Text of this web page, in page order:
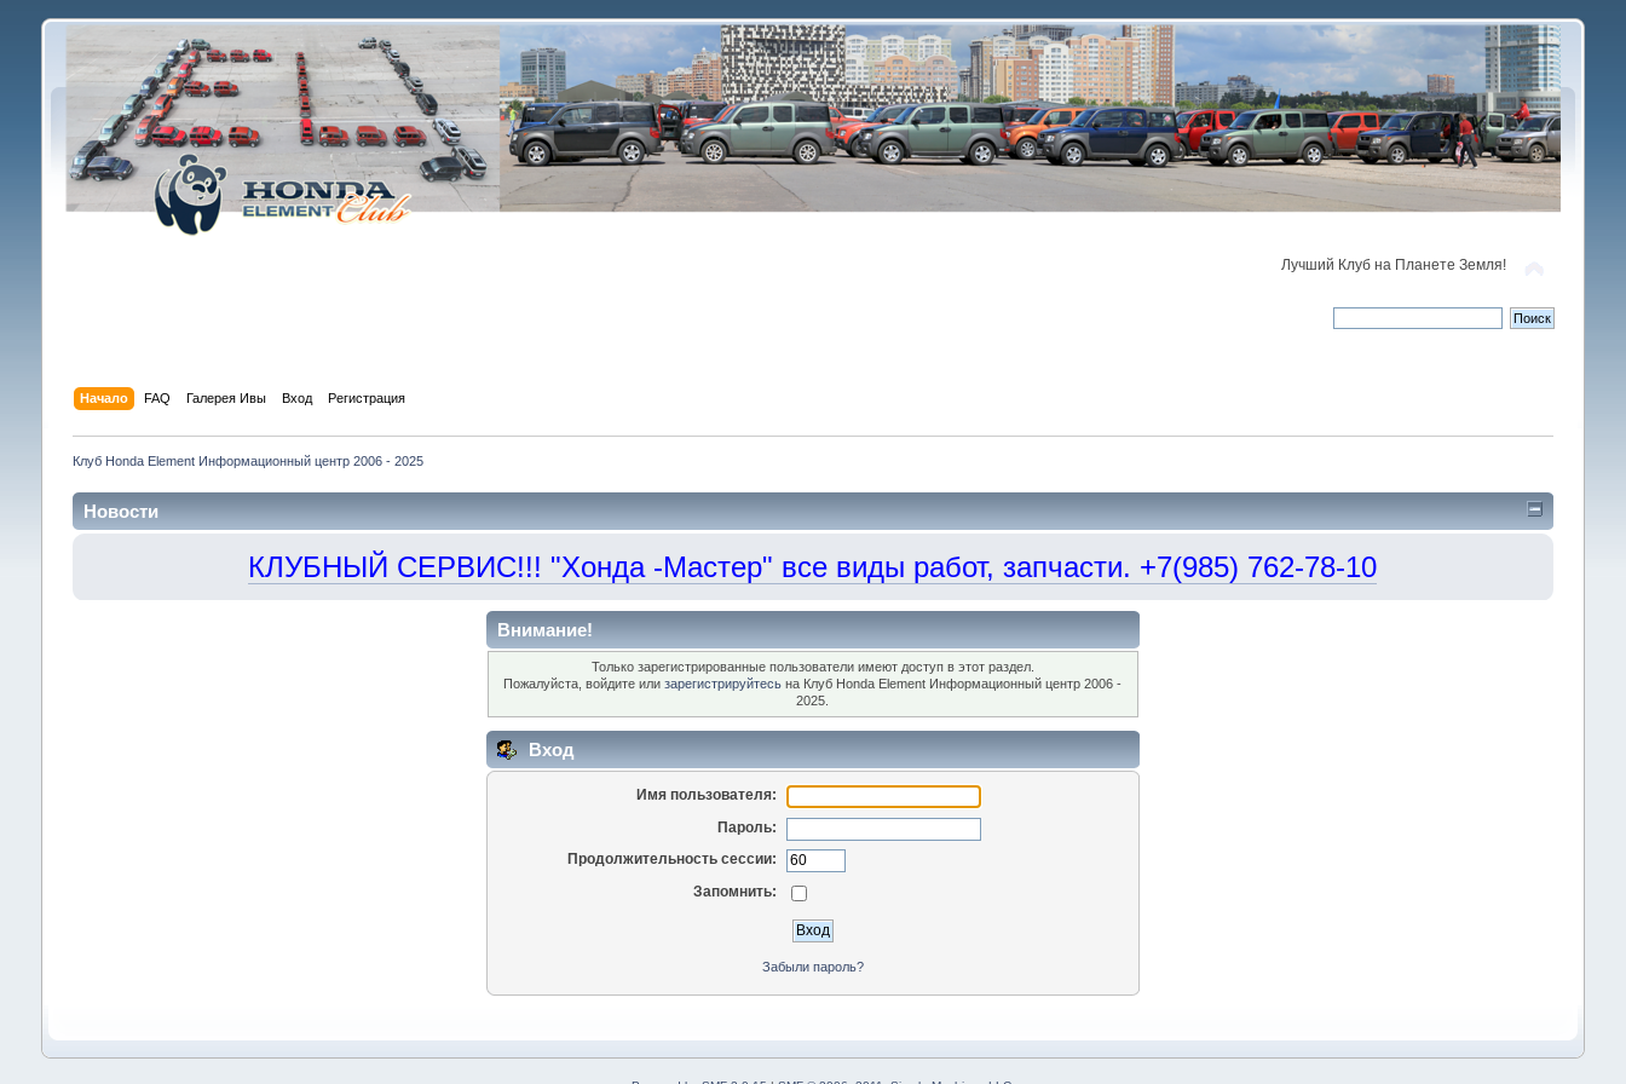
Лучший Клуб на Планете Земля!
Начало FAQ Галерея Ивы Вход Регистрация
Клуб Honda Element Информационный центр 2006 - 2025
Новости
КЛУБНЫЙ СЕРВИС!!! "Хонда -Мастер" все виды работ, запчасти. +7(985) 762-78-10
Внимание!
Только зарегистрированные пользователи имеют доступ в этот раздел.
Пожалуйста, войдите илизарегистрируйтесь на Клуб Honda Element Информационный центр 2006 -
2025.
Вход
Имя пользователя:
Пароль:
Продолжительность сессии:
Запомнить:
Забыли пароль?